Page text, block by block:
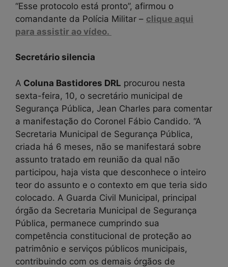
“Esse protocolo está pronto”, afirmou o
comandante da Polícia Militar – clique aqui
para assistir ao vídeo.
Secretário silencia
A Coluna Bastidores DRL procurou nesta
sexta-feira, 10, o secretário municipal de
Segurança Pública, Jean Charles para comentar
a manifestação do Coronel Fábio Candido. “A
Secretaria Municipal de Segurança Pública,
criada há 6 meses, não se manifestará sobre
assunto tratado em reunião da qual não
participou, haja vista que desconhece o inteiro
teor do assunto e o contexto em que teria sido
colocado. A Guarda Civil Municipal, principal
órgão da Secretaria Municipal de Segurança
Pública, permanece cumprindo sua
competência constitucional de proteção ao
patrimônio e serviços públicos municipais,
contribuindo com os demais órgãos de